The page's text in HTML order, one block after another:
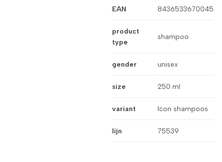
EAN 8436533670045
product
type
shampoo
gender unisex
size 250 ml
variant Icon shampoos
lijn 75539